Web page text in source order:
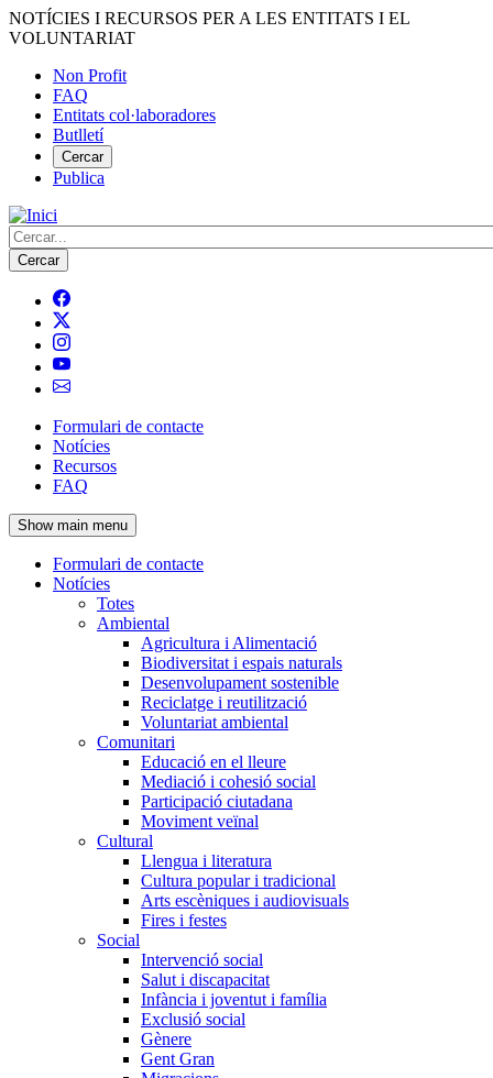
Vés
al
NOTÍCIES I RECURSOS PER A LES ENTITATS I EL
VOLUNTARIAT
Menú
del
compte
d'usuari
Non Profit
FAQ
Entitats col·laboradores
Butlletí
Cercar
Publica
Cerca
Navegació
principal
de
l'encapçalament
Formulari de contacte
Notícies
Recursos
FAQ
Show main menu
Navegació
principal
Formulari de contacte
Notícies
Totes
Ambiental
Agricultura i Alimentació
Biodiversitat i espais naturals
Desenvolupament sostenible
Reciclatge i reutilització
Voluntariat ambiental
Comunitari
Educació en el lleure
Mediació i cohesió social
Participació ciutadana
Moviment veïnal
Cultural
Llengua i literatura
Cultura popular i tradicional
Arts escèniques i audiovisuals
Fires i festes
Social
Intervenció social
Salut i discapacitat
Infància i joventut i família
Exclusió social
Gènere
Gent Gran